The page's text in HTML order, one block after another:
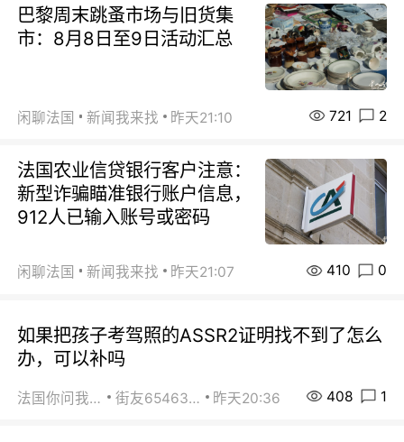
巴黎周末跳蚤市场与旧货集
市：8月8日至9日活动汇总
闲聊法国 新闻我来找 昨天21:10 721 2
法国农业信贷银行客户注意：
新型诈骗瞄准银行账户信息，
912人已输入账号或密码
闲聊法国 新闻我来找 昨天21:07 410 0
如果把孩子考驾照的ASSR2证明找不到了怎么
办，可以补吗
法国你问我答 街友65463281 昨天20:36 408 1